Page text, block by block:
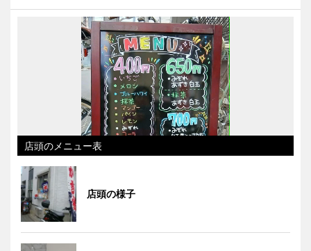
店頭のメニュー表
店頭の様子